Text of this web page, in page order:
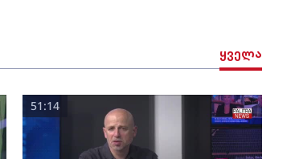
ყველა
51:14